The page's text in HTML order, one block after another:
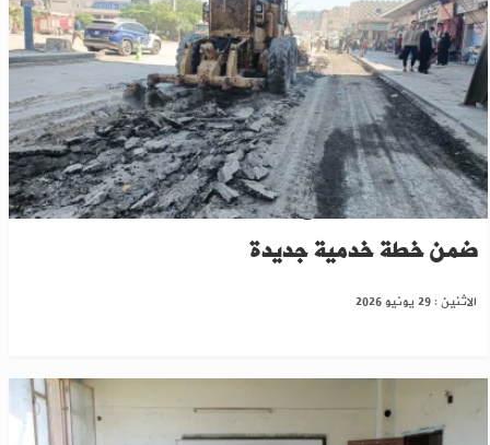
الرقة تطلق مشاريع لتأهيل الطرق والبنية التحتية
ضمن خطة خدمية جديدة
الاثنين : 29 يونيو 2026